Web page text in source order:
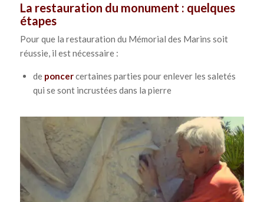
La restauration du monument : quelques
étapes
Pour que la restauration du Mémorial des Marins soit
réussie, il est nécessaire :
de poncercertaines parties pour enlever les saletés
qui se sont incrustées dans la pierre